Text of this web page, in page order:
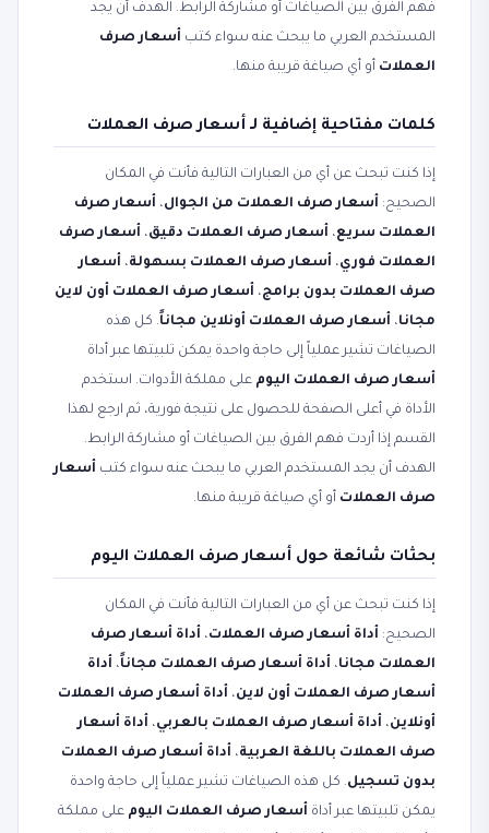
فهم الفرق بين الصياغات أو مشاركة الرابط. الهدف أن يجد
المستخدم العربي ما يبحث عنه سواء كتب أسعار صرف
العملات أو أي صياغة قريبة منها.
كلمات مفتاحية إضافية لـ أسعار صرف العملات
إذا كنت تبحث عن أي من العبارات التالية فأنت في المكان
الصحيح: أسعار صرف العملات من الجوال، أسعار صرف
العملات سريع، أسعار صرف العملات دقيق، أسعار صرف
العملات فوري، أسعار صرف العملات بسهولة، أسعار
صرف العملات بدون برامج، أسعار صرف العملات أون لاين
مجانا، أسعار صرف العملات أونلاين مجاناً. كل هذه
الصياغات تشير عملياً إلى حاجة واحدة يمكن تلبيتها عبر أداة
أسعار صرف العملات اليوم على مملكة الأدوات. استخدم
الأداة في أعلى الصفحة للحصول على نتيجة فورية، ثم ارجع لهذا
القسم إذا أردت فهم الفرق بين الصياغات أو مشاركة الرابط.
الهدف أن يجد المستخدم العربي ما يبحث عنه سواء كتب أسعار
صرف العملات أو أي صياغة قريبة منها.
بحثات شائعة حول أسعار صرف العملات اليوم
إذا كنت تبحث عن أي من العبارات التالية فأنت في المكان
الصحيح: أداة أسعار صرف العملات، أداة أسعار صرف
العملات مجانا، أداة أسعار صرف العملات مجاناً، أداة
أسعار صرف العملات أون لاين، أداة أسعار صرف العملات
أونلاين، أداة أسعار صرف العملات بالعربي، أداة أسعار
صرف العملات باللغة العربية، أداة أسعار صرف العملات
بدون تسجيل. كل هذه الصياغات تشير عملياً إلى حاجة واحدة
يمكن تلبيتها عبر أداة أسعار صرف العملات اليوم على مملكة